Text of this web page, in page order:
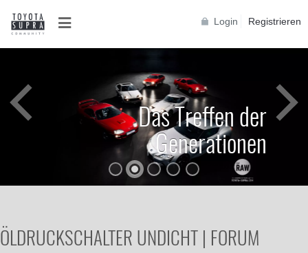
Login Registrieren
Das Treffen der
Generationen
ÖLDRUCKSCHALTER UNDICHT | FORUM